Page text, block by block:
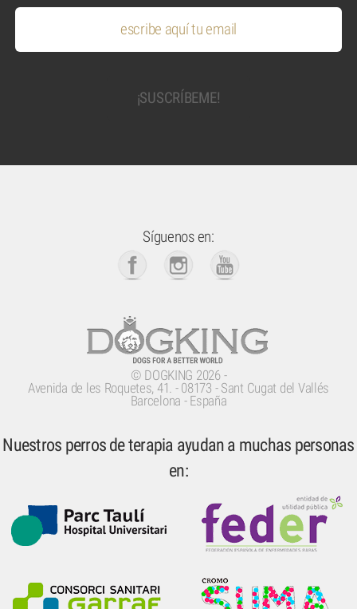
Síguenos en:
© DOGKING 2026 -
Avenida de les Roquetes, 41. - 08173 - Sant Cugat del Vallés
Barcelona - España
Nuestros perros de terapia ayudan a muchas personas
en: